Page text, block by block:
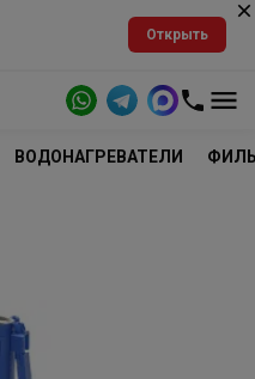
Открыть
ВОДОНАГРЕВАТЕЛИ